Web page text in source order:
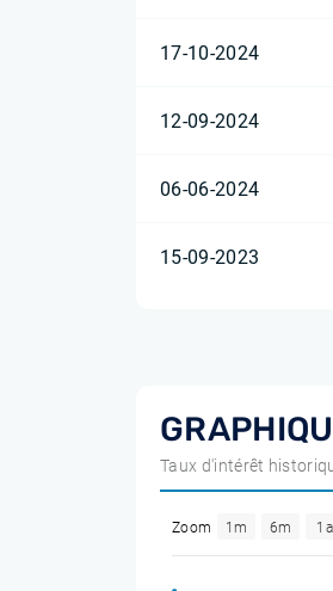
17-10-2024
12-09-2024
06-06-2024
15-09-2023
Taux d'intérêt
Zoom 1m 6m 1a